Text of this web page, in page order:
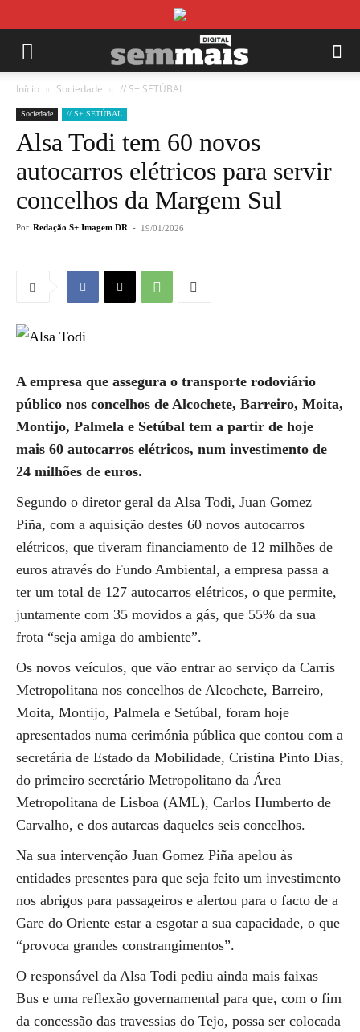
Início Sociedade // S+ SETÚBAL
Sociedade // S+ SETÚBAL
Alsa Todi tem 60 novos
autocarros elétricos para servir
concelhos da Margem Sul
Por Redação S+ Imagem DR - 19/01/2026
A empresa que assegura o transporte rodoviário
público nos concelhos de Alcochete, Barreiro, Moita,
Montijo, Palmela e Setúbal tem a partir de hoje
mais 60 autocarros elétricos, num investimento de
24 milhões de euros.
Segundo o diretor geral da Alsa Todi, Juan Gomez
Piña, com a aquisição destes 60 novos autocarros
elétricos, que tiveram financiamento de 12 milhões de
euros através do Fundo Ambiental, a empresa passa a
ter um total de 127 autocarros elétricos, o que permite,
juntamente com 35 movidos a gás, que 55% da sua
frota “seja amiga do ambiente”.
Os novos veículos, que vão entrar ao serviço da Carris
Metropolitana nos concelhos de Alcochete, Barreiro,
Moita, Montijo, Palmela e Setúbal, foram hoje
apresentados numa cerimónia pública que contou com a
secretária de Estado da Mobilidade, Cristina Pinto Dias,
do primeiro secretário Metropolitano da Área
Metropolitana de Lisboa (AML), Carlos Humberto de
Carvalho, e dos autarcas daqueles seis concelhos.
Na sua intervenção Juan Gomez Piña apelou às
entidades presentes para que seja feito um investimento
nos abrigos para passageiros e alertou para o facto de a
Gare do Oriente estar a esgotar a sua capacidade, o que
“provoca grandes constrangimentos”.
O responsável da Alsa Todi pediu ainda mais faixas
Bus e uma reflexão governamental para que, com o fim
da concessão das travessias do Tejo, possa ser colocada